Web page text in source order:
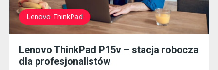
Lenovo ThinkPad
Lenovo ThinkPad P15v – stacja robocza
dla profesjonalistów